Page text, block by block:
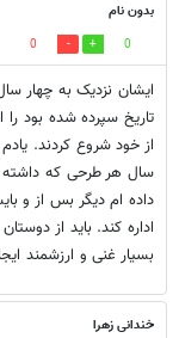
بدون نام
0
0
ایشان نزدیک به چهار
تاریخ سپرده شده بود
از خود شروع کردند.
سال هر طرحی که داشته
داده ام دیگر بس از و
اداره کند. باید از
بسیار غنی و ارزشمند
خندانى زهرا